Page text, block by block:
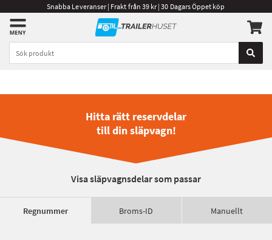
Snabba Leveranser | Frakt från 39 kr | 30 Dagars Öppet köp
Hitta rätt reservdelar
till din släpvagn!
Visa släpvagnsdelar som passar
Regnummer Broms-ID Manuellt